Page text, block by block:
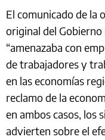
El comunicado de la
original del
“amenazaba con
de trabajadores y
en las economías
reclamo de la
en ambos casos, los
advierten sobre el